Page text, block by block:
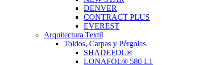
DENVER
CONTRACT PLUS
EVEREST
Arquitectura Textil
Toldos, Carpas y Pérgolas
SHADEFOL®
LONAFOL® 580 L1